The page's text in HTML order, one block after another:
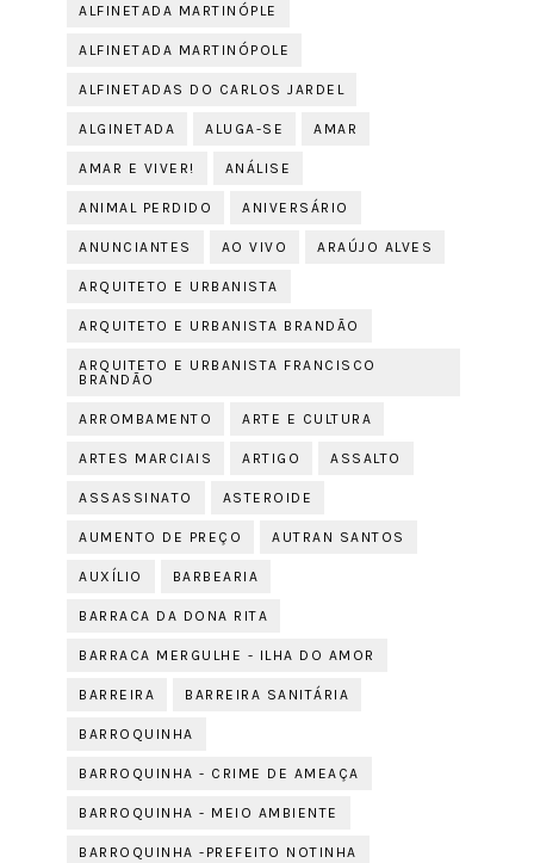
ALFINETADA MARTINÓPLE
ALFINETADA MARTINÓPOLE
ALFINETADAS DO CARLOS JARDEL
ALGINETADA ALUGA-SE AMAR
AMAR E VIVER! ANÁLISE
ANIMAL PERDIDO ANIVERSÁRIO
ANUNCIANTES AO VIVO ARAÚJO ALVES
ARQUITETO E URBANISTA
ARQUITETO E URBANISTA BRANDÃO
ARQUITETO E URBANISTA FRANCISCO
BRANDÃO
ARROMBAMENTO ARTE E CULTURA
ARTES MARCIAIS ARTIGO ASSALTO
ASSASSINATO ASTEROIDE
AUMENTO DE PREÇO AUTRAN SANTOS
AUXÍLIO BARBEARIA
BARRACA DA DONA RITA
BARRACA MERGULHE - ILHA DO AMOR
BARREIRA BARREIRA SANITÁRIA
BARROQUINHA
BARROQUINHA - CRIME DE AMEAÇA
BARROQUINHA - MEIO AMBIENTE
BARROQUINHA -PREFEITO NOTINHA